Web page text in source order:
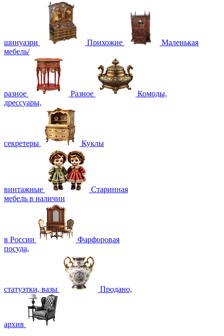
шинуазри Прихожие
Маленькая
мебель/
разное Разное
Комоды,
дрессуары,
секретеры Куклы
винтажные
Старинная
мебель в наличии
в России
Фарфоровая
посуда,
статуэтки, вазы Продано,
архив